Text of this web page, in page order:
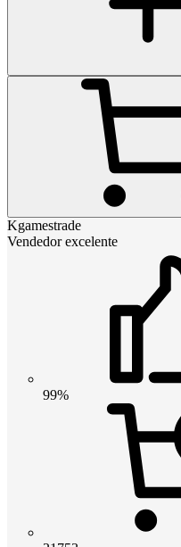
Kgamestrade
Vendedor excelente
99%